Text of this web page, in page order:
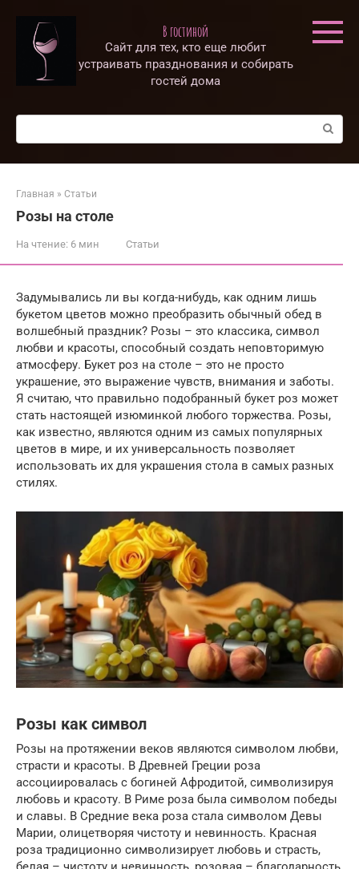
контенту
В гостиной
Сайт для тех, кто еще любит
устраивать празднования и собирать
гостей дома
Поиск:
Главная » Статьи
Розы на столе
На чтение: 6 мин Статьи
Задумывались ли вы когда-нибудь, как одним лишь
букетом цветов можно преобразить обычный обед в
волшебный праздник? Розы – это классика, символ
любви и красоты, способный создать неповторимую
атмосферу. Букет роз на столе – это не просто
украшение, это выражение чувств, внимания и заботы.
Я считаю, что правильно подобранный букет роз может
стать настоящей изюминкой любого торжества. Розы,
как известно, являются одним из самых популярных
цветов в мире, и их универсальность позволяет
использовать их для украшения стола в самых разных
стилях.
Розы как символ
Розы на протяжении веков являются символом любви,
страсти и красоты. В Древней Греции роза
ассоциировалась с богиней Афродитой, символизируя
любовь и красоту. В Риме роза была символом победы
и славы. В Средние века роза стала символом Девы
Марии, олицетворяя чистоту и невинность. Красная
роза традиционно символизирует любовь и страсть,